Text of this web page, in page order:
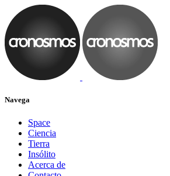
Navega
Space
Ciencia
Tierra
Insólito
Acerca de